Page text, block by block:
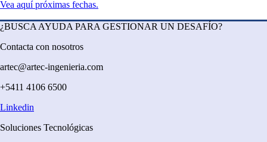
Vea aquí próximas fechas.
¿BUSCA AYUDA PARA GESTIONAR UN DESAFÍO?
Contacta con nosotros
artec@artec-ingenieria.com
+5411 4106 6500
Linkedin
Soluciones Tecnológicas